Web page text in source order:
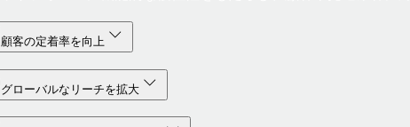
顧客の定着率を向上
グローバルなリーチを拡大